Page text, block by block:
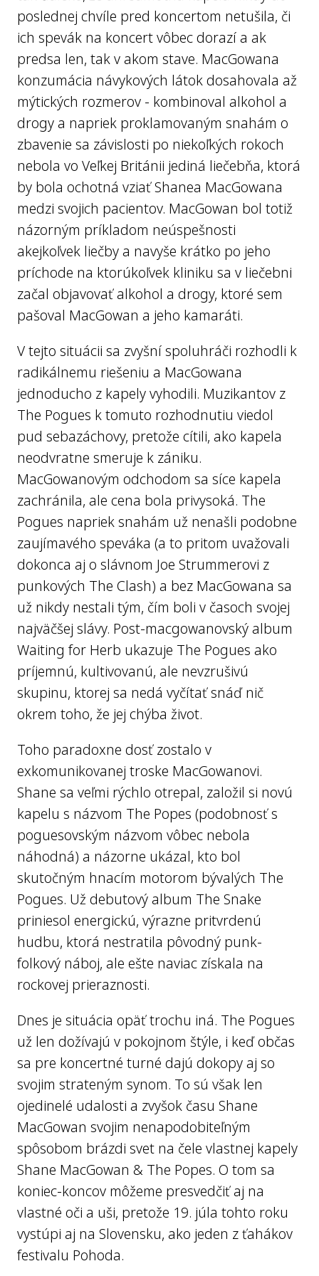
poslednej chvíle pred koncertom netušila, či
ich spevák na koncert vôbec dorazí a ak
predsa len, tak v akom stave. MacGowana
konzumácia návykových látok dosahovala až
mýtických rozmerov - kombinoval alkohol a
drogy a napriek proklamovaným snahám o
zbavenie sa závislosti po niekoľkých rokoch
nebola vo Veľkej Británii jediná liečebňa, ktorá
by bola ochotná vziať Shanea MacGowana
medzi svojich pacientov. MacGowan bol totiž
názorným príkladom neúspešnosti
akejkoľvek liečby a navyše krátko po jeho
príchode na ktorúkoľvek kliniku sa v liečebni
začal objavovať alkohol a drogy, ktoré sem
pašoval MacGowan a jeho kamaráti.
V tejto situácii sa zvyšní spoluhráči rozhodli k
radikálnemu riešeniu a MacGowana
jednoducho z kapely vyhodili. Muzikantov z
The Pogues k tomuto rozhodnutiu viedol
pud sebazáchovy, pretože cítili, ako kapela
neodvratne smeruje k zániku.
MacGowanovým odchodom sa síce kapela
zachránila, ale cena bola privysoká. The
Pogues napriek snahám už nenašli podobne
zaujímavého speváka (a to pritom uvažovali
dokonca aj o slávnom Joe Strummerovi z
punkových The Clash) a bez MacGowana sa
už nikdy nestali tým, čím boli v časoch svojej
najväčšej slávy. Post-macgowanovský album
Waiting for Herb ukazuje The Pogues ako
príjemnú, kultivovanú, ale nevzrušivú
skupinu, ktorej sa nedá vyčítať snáď nič
okrem toho, že jej chýba život.
Toho paradoxne dosť zostalo v
exkomunikovanej troske MacGowanovi.
Shane sa veľmi rýchlo otrepal, založil si novú
kapelu s názvom The Popes (podobnosť s
poguesovským názvom vôbec nebola
náhodná) a názorne ukázal, kto bol
skutočným hnacím motorom bývalých The
Pogues. Už debutový album The Snake
priniesol energickú, výrazne pritvrdenú
hudbu, ktorá nestratila pôvodný punk-
folkový náboj, ale ešte naviac získala na
rockovej prieraznosti.
Dnes je situácia opäť trochu iná. The Pogues
už len dožívajú v pokojnom štýle, i keď občas
sa pre koncertné turné dajú dokopy aj so
svojim strateným synom. To sú však len
ojedinelé udalosti a zvyšok času Shane
MacGowan svojim nenapodobiteľným
spôsobom brázdi svet na čele vlastnej kapely
Shane MacGowan & The Popes. O tom sa
koniec-koncov môžeme presvedčiť aj na
vlastné oči a uši, pretože 19. júla tohto roku
vystúpi aj na Slovensku, ako jeden z ťahákov
festivalu Pohoda.